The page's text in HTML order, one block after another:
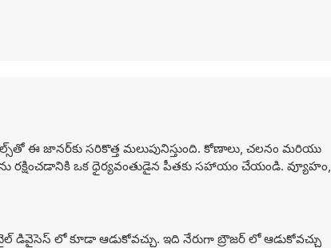
ఈ జానర్‌కు సరికొత్త మలుపునిస్తుంది. కోణాలు, చలనం మరియు
రక్షించడానికి ఒక ధైర్యవంతుడైన పీతకు సహాయం చేయండి. వ్యూహం,
డివైసెస్ లో కూడా ఆడుకోవచ్చు. ఇది నేరుగా బ్రౌజర్ లో ఆడుకోవచ్చు